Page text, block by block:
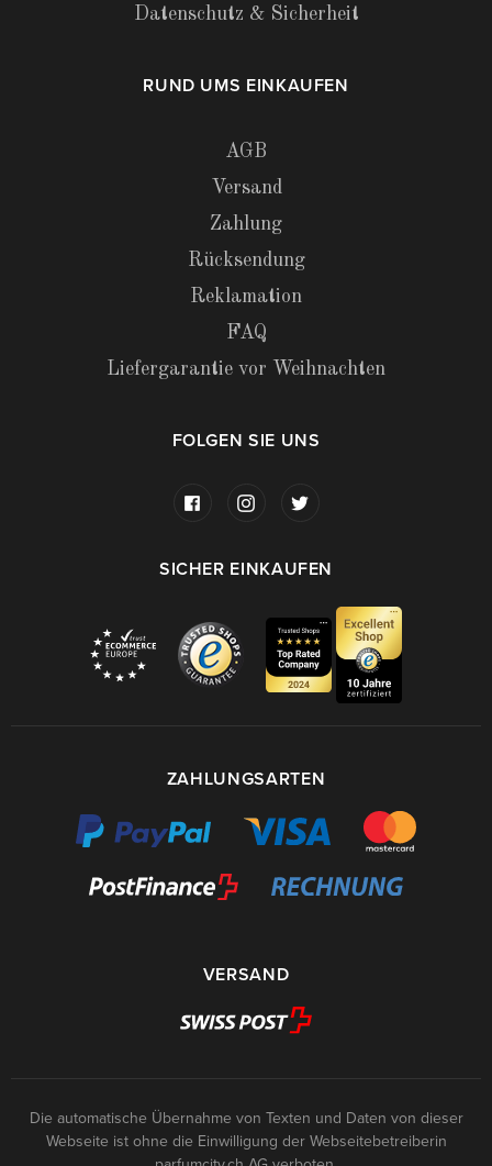
Datenschutz & Sicherheit
RUND UMS EINKAUFEN
AGB
Versand
Zahlung
Rücksendung
Reklamation
FAQ
Liefergarantie vor Weihnachten
FOLGEN SIE UNS
SICHER EINKAUFEN
ZAHLUNGSARTEN
VERSAND
Die automatische Übernahme von Texten und Daten von dieser
Webseite ist ohne die Einwilligung der Webseitebetreiberin